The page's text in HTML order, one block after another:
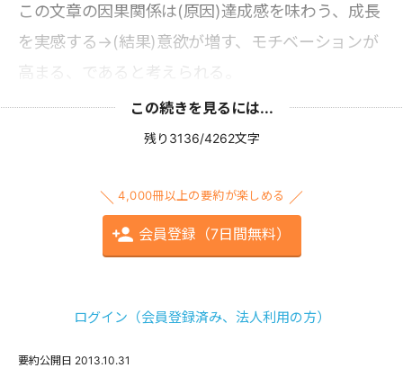
この文章の因果関係は(原因)達成感を味わう、成長
を実感する→(結果)意欲が増す、モチベーションが
高まる、であると考えられる。
この続きを見るには...
残り3136/4262文字
4,000冊以上の要約が楽しめる
会員登録（7日間無料）
ログイン（会員登録済み、法人利用の方）
要約公開日 2013.10.31